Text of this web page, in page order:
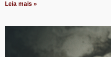
Leia mais »